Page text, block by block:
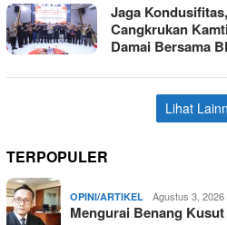
Jaga
Cangkrukan
Damai Bersama
Lihat
TERPOPULER
OPINI/ARTIKEL Agustus 3, 2026
Mengurai Benang